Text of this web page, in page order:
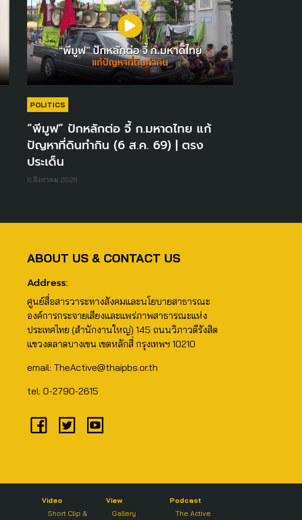
POLITICS
“พีมูฟ” ปักหลักต่อ จี้ ก.มหาดไทย แก้
ปัญหาที่ดินทำกิน (6 ส.ค. 69) | ตรง
ประเด็น
6 สิงหาคม 2026
ABOUT US & CONTACT US
Address:
ศูนย์สื่อสารวาระทางสังคมและนโยบายสาธารณะ
องค์การกระจายเสียงและแพร่ภาพสาธารณะแห่ง
ประเทศไทย (สำนักงานใหญ่) 145 ถนนวิภาวดีรังสิต
แขวงตลาดบางเขน เขตหลักสี่ กรุงเทพฯ 10210
email: TheActive@thaipbs.or.th
tel: 0-2790-2615
Video
Short Clip &
View
Gallery
Podcast
The Active